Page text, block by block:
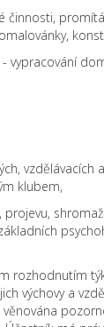
vypracování
vzdělávacích
klubem,
rozhodnutím
výchovy a
věnována